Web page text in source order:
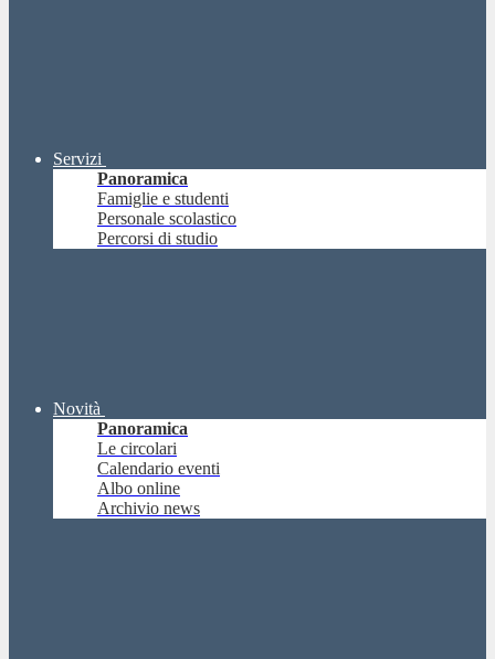
Servizi
Panoramica
Famiglie e studenti
Personale scolastico
Percorsi di studio
Novità
Panoramica
Le circolari
Calendario eventi
Albo online
Archivio news